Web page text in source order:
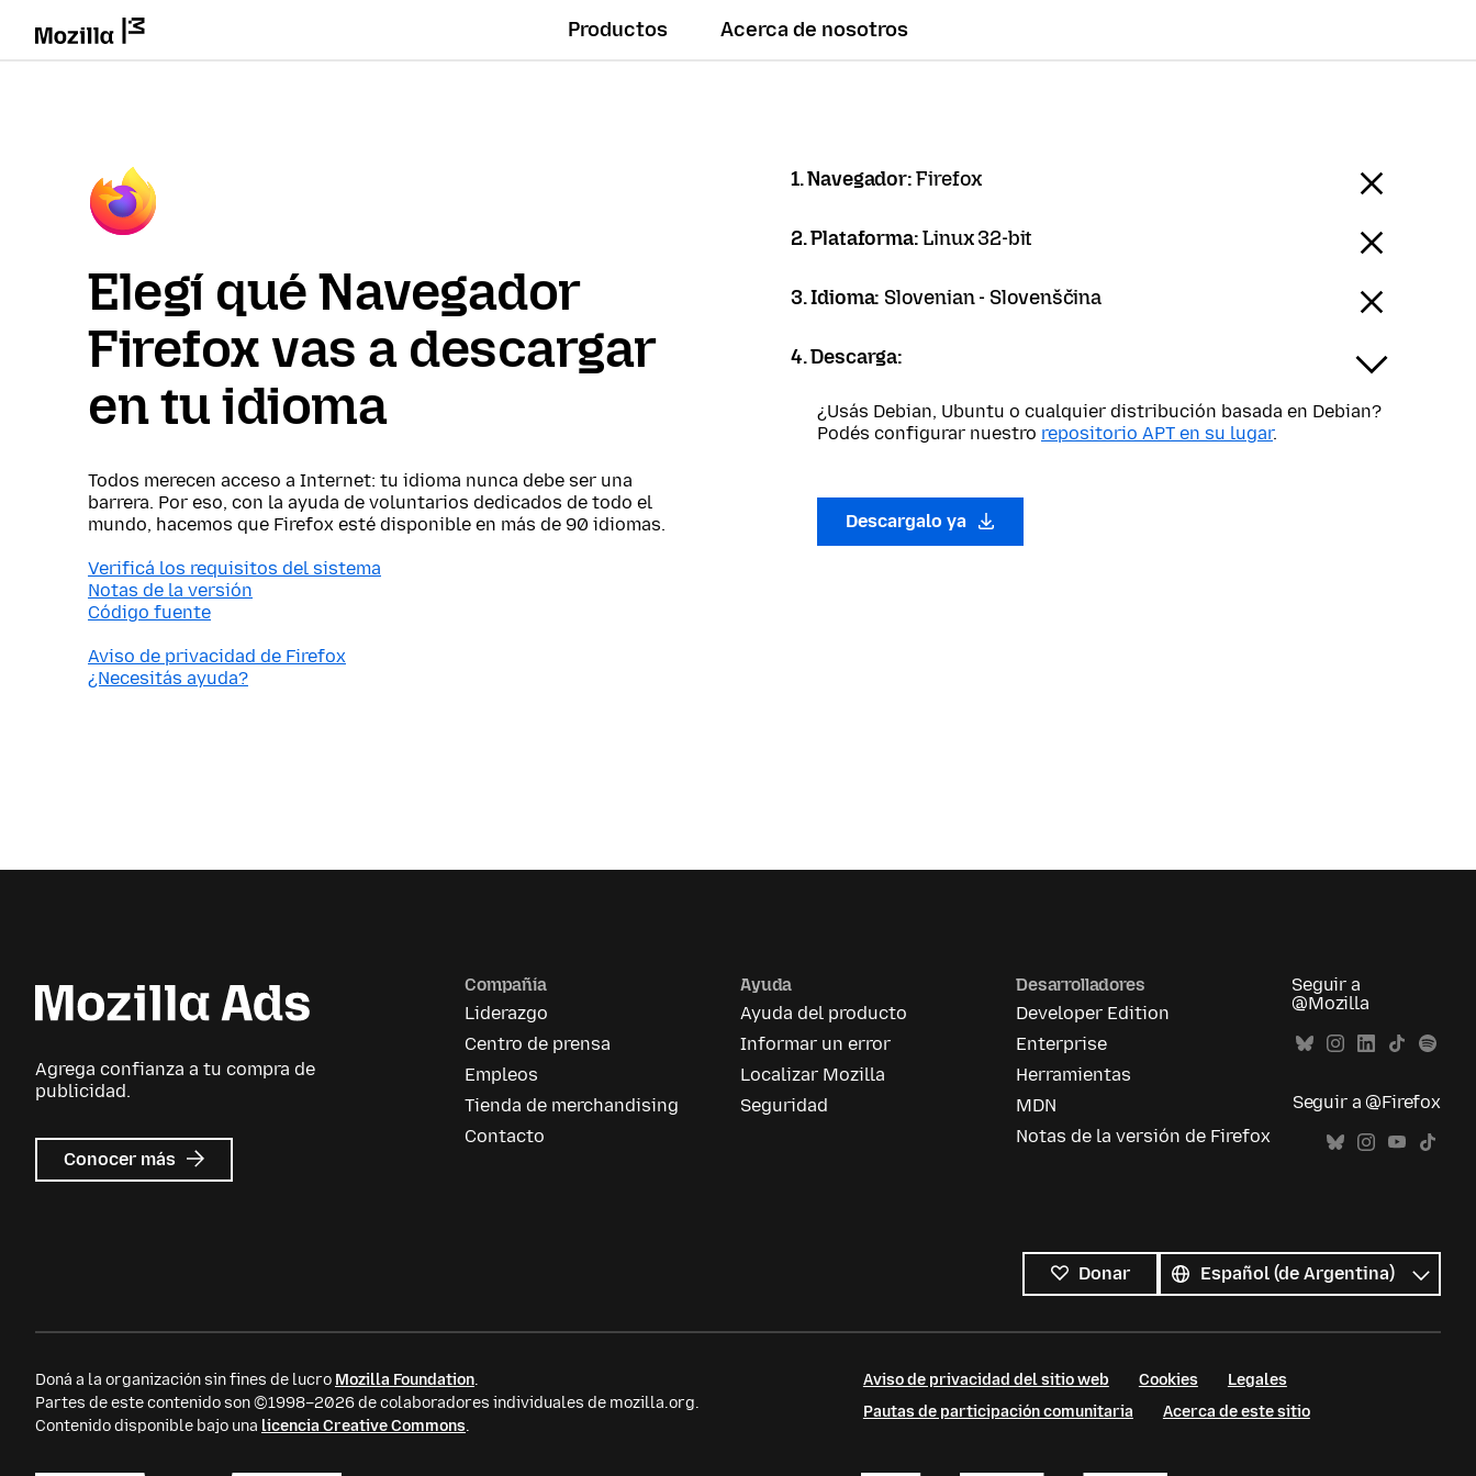
Productos Acerca de nosotros
Elegí qué Navegador
Firefox vas a descargar
en tu idioma
Todos merecen acceso a Internet: tu idioma nunca debe ser una
barrera. Por eso, con la ayuda de voluntarios dedicados de todo el
mundo, hacemos que Firefox esté disponible en más de 90 idiomas.
Verificá los requisitos del sistema
Notas de la versión
Código fuente
Aviso de privacidad de Firefox
¿Necesitás ayuda?
1. Navegador:Firefox
2. Plataforma:Linux 32-bit
3. Idioma: Slovenian - Slovenščina
4. Descarga:
¿Usás Debian, Ubuntu o cualquier distribución basada en Debian?
Podés configurar nuestro repositorio APT en su lugar.
Descargalo ya
Agrega confianza a tu compra de
publicidad.
Conocer más sobre
Mozilla
Compañía
Liderazgo
Centro de prensa
Empleos
Tienda de merchandising
Contacto
Ayuda
Ayuda del producto
Informar un error
Localizar Mozilla
Seguridad
Desarrolladores
Developer Edition
Enterprise
Herramientas
MDN
Notas de la versión de Firefox
Seguir a
@Mozilla
Seguir a @Firefox
Donar
los
idiomas
Idioma
Doná a la organización sin fines de lucro Mozilla Foundation.
Partes de este contenido son ©1998–2026 de colaboradores individuales de mozilla.org.
Contenido disponible bajo una licencia Creative Commons.
Aviso de privacidad del sitio web Cookies
Legales
Pautas de participación comunitaria
Acerca de este sitio